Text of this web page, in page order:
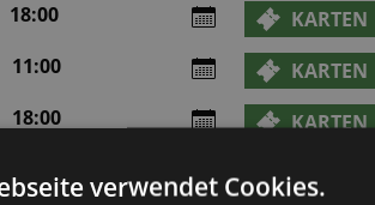
KARTEN
11:00
KARTEN
18:00
KARTEN
verwendet Cookies.